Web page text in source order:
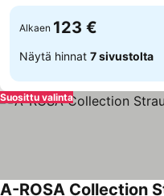
Alkaen 123 €
Näytä hinnat 7 sivustolta
Suosittu valinta